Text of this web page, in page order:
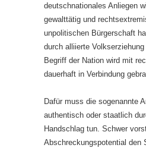
deutschnationales Anliegen
gewalttätig und
unpolitischen Bürgerschaft
durch alliierte
Begriff der Nation wird mit
dauerhaft in Verbindung
Dafür muss die sogenannte
authentisch oder staatlich
Handschlag tun. Schwer
Abschreckungspotential den